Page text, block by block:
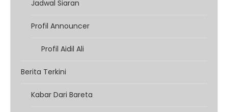
Jadwal Siaran
Profil Announcer
Profil Aidil Ali
Berita Terkini
Kabar Dari Bareta